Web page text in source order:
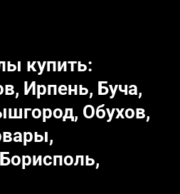
купить:
Ирпень, Буча,
Обухов,